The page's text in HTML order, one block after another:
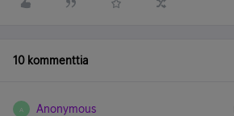
10 kommenttia
A Anonymous